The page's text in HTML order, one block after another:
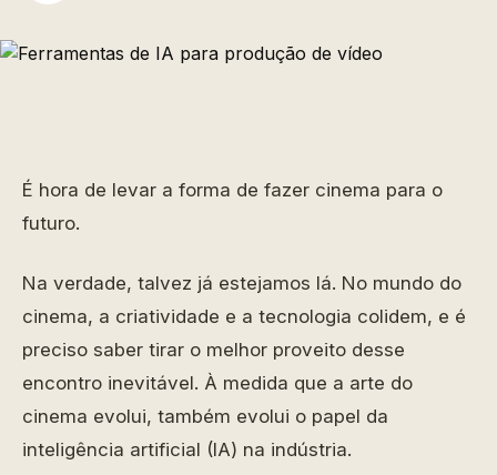
É hora de levar a forma de fazer cinema para o
futuro.
Na verdade, talvez já estejamos lá. No mundo do
cinema, a criatividade e a tecnologia colidem, e é
preciso saber tirar o melhor proveito desse
encontro inevitável. À medida que a arte do
cinema evolui, também evolui o papel da
inteligência artificial (IA) na indústria.